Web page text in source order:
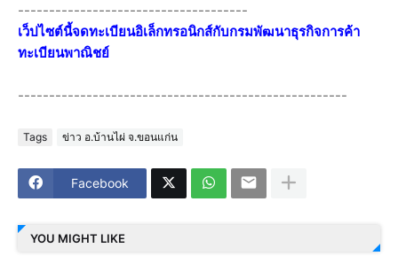
-------------------------------------
เว็ปไซต์นี้จดทะเบียนอิเล็กทรอนิกส์กับกรมพัฒนาธุรกิจการค้า
ทะเบียนพาณิชย์
-----------------------------------------------------
Tags ข่าว อ.บ้านไผ่ จ.ขอนแก่น
Facebook
YOU MIGHT LIKE